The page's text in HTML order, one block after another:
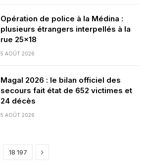
Opération de police à la Médina :
plusieurs étrangers interpellés à la
rue 25×18
5 AOÛT 2026
Magal 2026 : le bilan officiel des
secours fait état de 652 victimes et
24 décès
5 AOÛT 2026
18 197 Next